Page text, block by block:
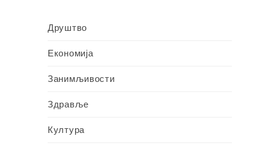
Друштво
Економија
Занимљивости
Здравље
Култура